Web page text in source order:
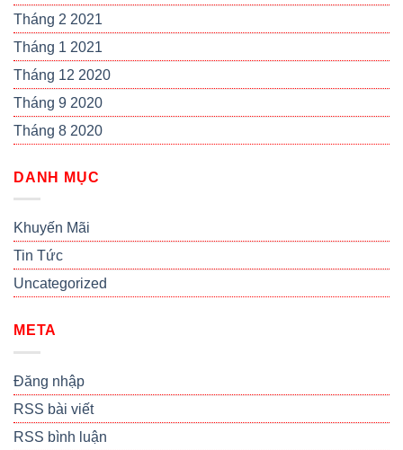
Tháng 2 2021
Tháng 1 2021
Tháng 12 2020
Tháng 9 2020
Tháng 8 2020
DANH MỤC
Khuyến Mãi
Tin Tức
Uncategorized
META
Đăng nhập
RSS bài viết
RSS bình luận